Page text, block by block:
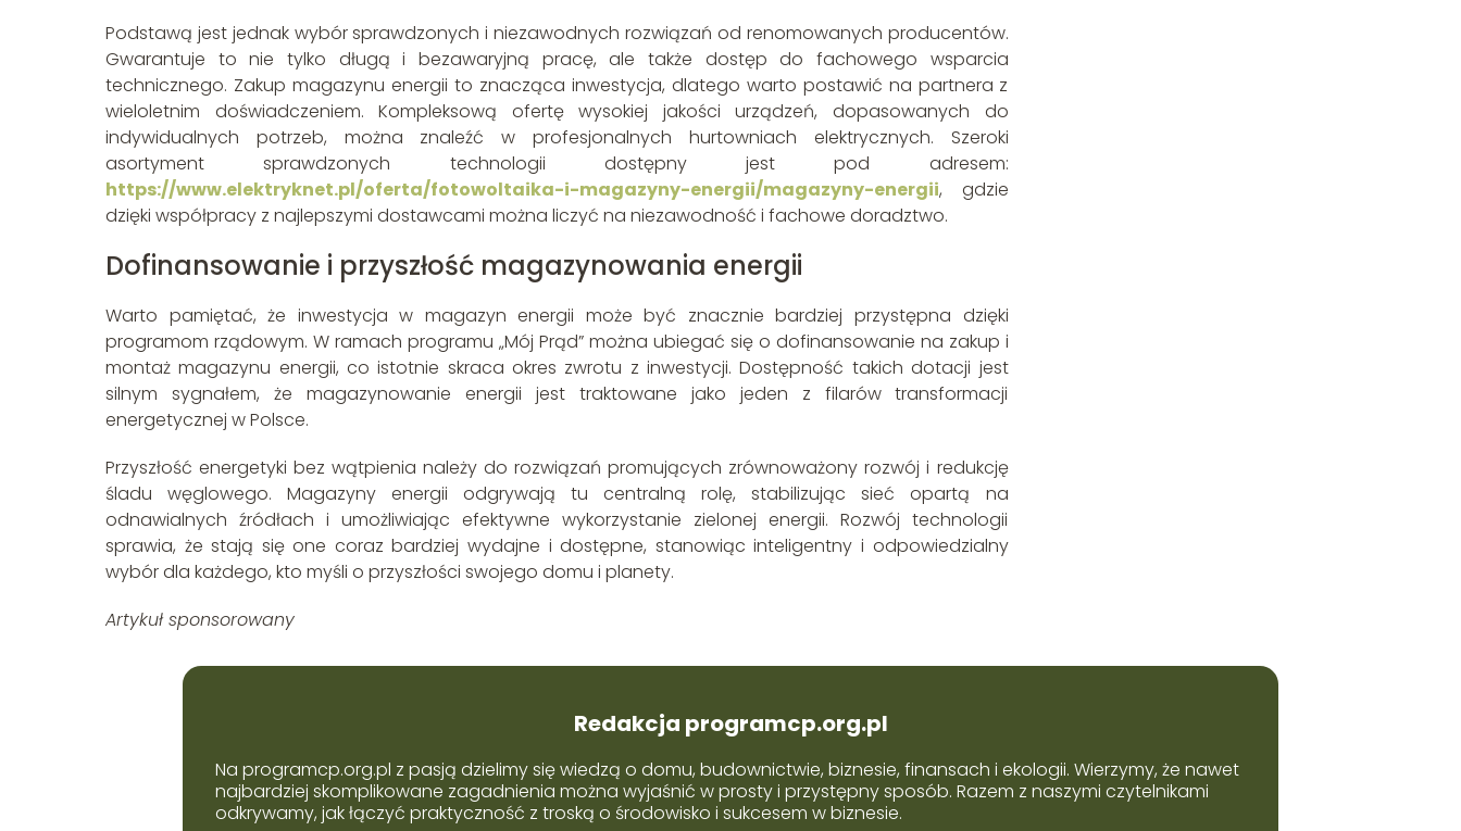
Podstawą jest jednak wybór sprawdzonych i niezawodnych rozwiązań od renomowanych producentów.
Gwarantuje to nie tylko długą i bezawaryjną pracę, ale także dostęp do fachowego wsparcia
technicznego. Zakup magazynu energii to znacząca inwestycja, dlatego warto postawić na partnera z
wieloletnim doświadczeniem. Kompleksową ofertę wysokiej jakości urządzeń, dopasowanych do
indywidualnych potrzeb, można znaleźć w profesjonalnych hurtowniach elektrycznych. Szeroki
asortyment sprawdzonych technologii dostępny jest pod adresem:
https://www.elektryknet.pl/oferta/fotowoltaika-i-magazyny-energii/magazyny-energii, gdzie
dzięki współpracy z najlepszymi dostawcami można liczyć na niezawodność i fachowe doradztwo.
Dofinansowanie i przyszłość magazynowania energii
Warto pamiętać, że inwestycja w magazyn energii może być znacznie bardziej przystępna dzięki
programom rządowym. W ramach programu „Mój Prąd” można ubiegać się o dofinansowanie na zakup i
montaż magazynu energii, co istotnie skraca okres zwrotu z inwestycji. Dostępność takich dotacji jest
silnym sygnałem, że magazynowanie energii jest traktowane jako jeden z filarów transformacji
energetycznej w Polsce.
Przyszłość energetyki bez wątpienia należy do rozwiązań promujących zrównoważony rozwój i redukcję
śladu węglowego. Magazyny energii odgrywają tu centralną rolę, stabilizując sieć opartą na
odnawialnych źródłach i umożliwiając efektywne wykorzystanie zielonej energii. Rozwój technologii
sprawia, że stają się one coraz bardziej wydajne i dostępne, stanowiąc inteligentny i odpowiedzialny
wybór dla każdego, kto myśli o przyszłości swojego domu i planety.
Artykuł sponsorowany
Redakcja programcp.org.pl
Na programcp.org.pl z pasją dzielimy się wiedzą o domu, budownictwie, biznesie, finansach i ekologii. Wierzymy, że nawet
najbardziej skomplikowane zagadnienia można wyjaśnić w prosty i przystępny sposób. Razem z naszymi czytelnikami
odkrywamy, jak łączyć praktyczność z troską o środowisko i sukcesem w biznesie.